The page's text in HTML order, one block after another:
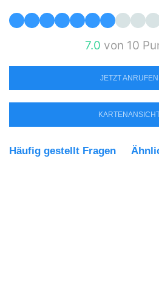
7.0 von 10
JETZT ANRUFEN
Häufig gestellt Fragen